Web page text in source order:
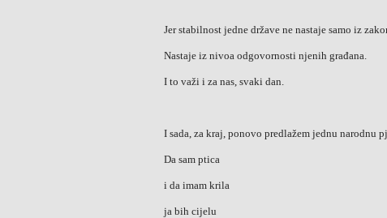
Jer stabilnost jedne države ne nastaje samo iz
Nastaje iz nivoa odgovornosti njenih građana.
I to važi i za nas, svaki dan.
I sada, za kraj, ponovo predlažem jednu narodnu
Da sam ptica
i da imam krila
ja bih cijelu